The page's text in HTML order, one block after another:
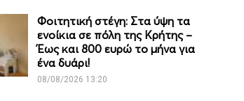
Φοιτητική στέγη: Στα ύψη τα
ενοίκια σε πόλη της Κρήτης –
Έως και 800 ευρώ το μήνα για
ένα δυάρι!
08/08/2026 13:20